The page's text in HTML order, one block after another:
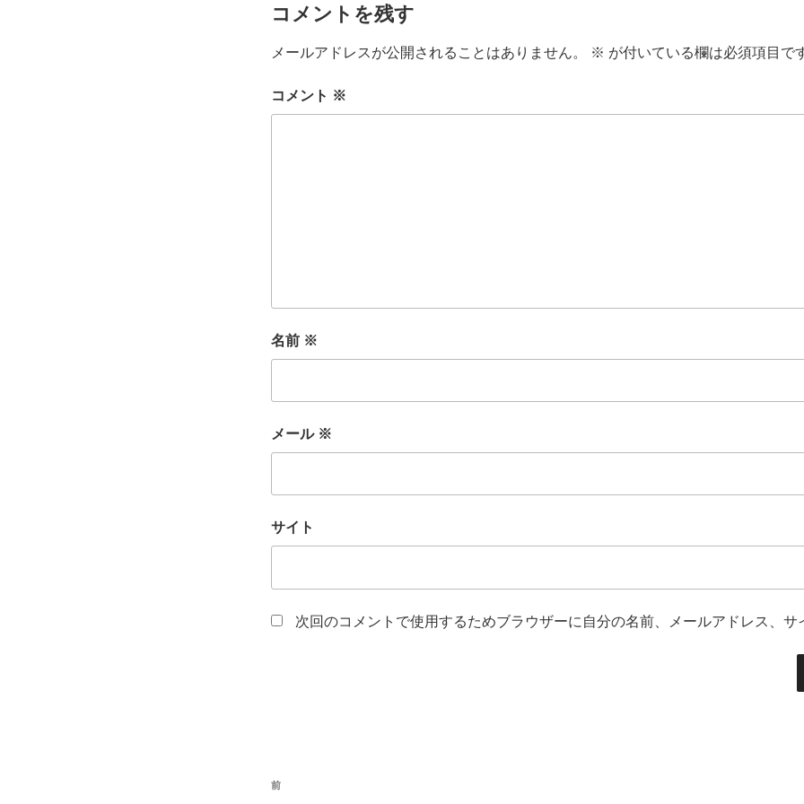
コメントを残す
メールアドレスが公開されることはありません。 ※ が付いている欄は必須項目で
コメント ※
名前 ※
メール ※
サイト
次回のコメントで使用するためブラウザーに自分の名前、メールアドレス、サ
投
前
前